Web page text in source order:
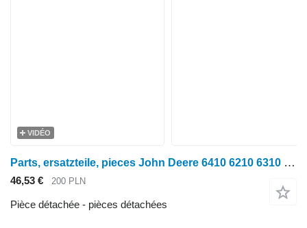
VIDÉO
Parts, ersatzteile, pieces John Deere 6410 6210 6310 pièces détachées pour tracteur à roues John Deere 6410 6210 6310
46,53 € 200 PLN
Pièce détachée - pièces détachées